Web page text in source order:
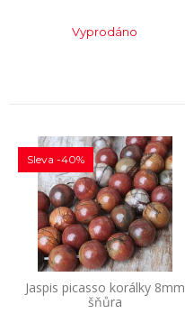
Vyprodáno
Jaspis picasso korálky 8mm
šňůra
Sleva -40%